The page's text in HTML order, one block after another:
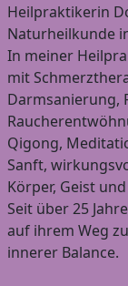
Heilpraktikerin
Naturheilkunde
In meiner
mit
Darmsanierung,
Qigong,
Sanft,
Körper, Geist und
Seit über 25
auf ihrem Weg
innerer Balance.